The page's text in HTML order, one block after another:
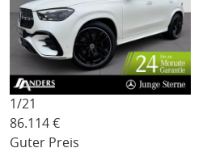
1/21
86.114 €
Guter Preis